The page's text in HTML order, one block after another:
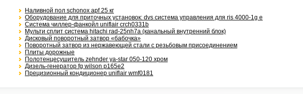
Наливной пол schonox apf 25 кг
Оборудование для приточных установок: dvs система управления для ris 4000-1g e
Система чиллер-фанкойл uniflair crch0331b
Мульти сплит система hitachi rad-25nh7a (канальный внутренний блок)
Дисковый поворотный затвор «бабочка»
Поворотный затвор из нержавеющей стали с резьбовым присоединением
Плиты дорожные
Полотенцесушитель zehnder ya-star 050-120 хром
Дизель-генератор fg wilson p165e2
Прецизионный кондиционер uniflair wmf0181